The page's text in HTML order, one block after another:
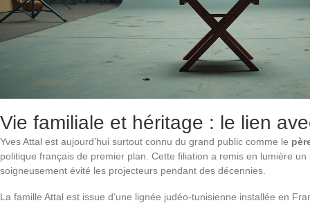
Vie familiale et héritage : le lien
Yves Attal est aujourd’hui surtout connu du grand public comme le
politique français de premier plan. Cette filiation a remis en lumière
soigneusement évité les projecteurs pendant des décennies.
La famille Attal est issue d’une lignée judéo-tunisienne installée en